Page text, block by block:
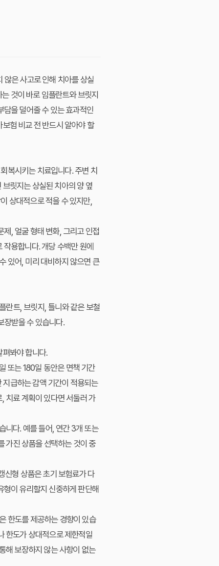
않은 사고로 인해 치아를 상실
것이 바로임플란트와브릿지
담을 덜어줄 수 있는 효과적인
보험 비교전 반드시 알아야 할
복시키는 치료입니다. 주변 치
브릿지 는 상실된 치아의 양 옆
상대적으로 적을 수 있지만,
, 얼굴 형태 변화, 그리고 인접
용합니다. 개당 수백만 원에
있어, 미리 대비하지 않으면 큰
란트, 브릿지 , 틀니와 같은 보철
장받을 수 있습니다.
펴봐야 합니다.
또는 180일 동안은 면책 기간
급하는 감액 기간이 적용되는
치료 계획이 있다면 서둘러 가
니다. 예를 들어, 연간 3개 또는
가진 상품을 선택하는 것이 중
신형 상품은 초기 보험료가 다
이 유리할지 신중하게 판단해
한도를 제공하는 경향이 있습
한도가 상대적으로 제한적일
해 보장하지 않는 사항이 없는